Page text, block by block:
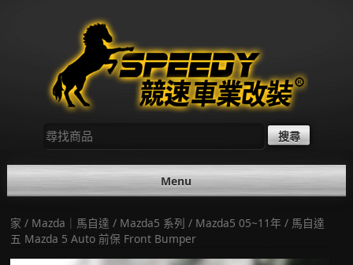
尋
找：
Menu
家 / Mazda｜馬自達 / Mazda5 系列 / Mazda5 05~11年 / 馬自達
五 Mazda 5 Auto 前保 Front Bumper